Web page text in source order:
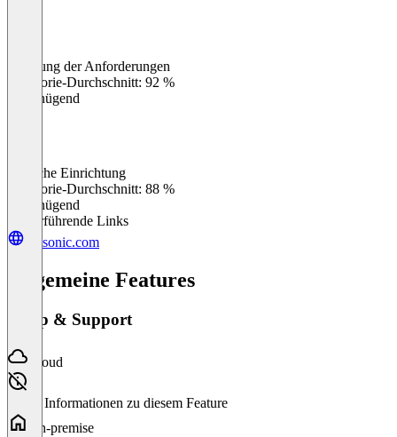
Erfüllung der Anforderungen
Kategorie-Durchschnitt: 92 %
Ungenügend
Einfache Einrichtung
Kategorie-Durchschnitt: 88 %
Ungenügend
Weiterführende Links
botsonic.com
Allgemeine Features
Setup & Support
Cloud
Keine Informationen zu diesem Feature
On-premise